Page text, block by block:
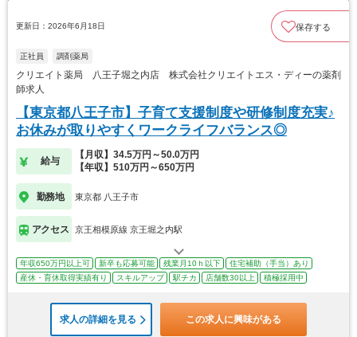
更新日：2026年6月18日 保存する
正社員 調剤薬局
クリエイト薬局 八王子堀之内店 株式会社クリエイトエス・ディーの薬剤
師求人
【東京都八王子市】子育て支援制度や研修制度充実♪
お休みが取りやすくワークライフバランス◎
給与
【月収】34.5万円～50.0万円
【年収】510万円～650万円
勤務地 東京都 八王子市
アクセス 京王相模原線 京王堀之内駅
年収650万円以上可 新卒も応募可能 残業月10ｈ以下
住宅補助（手当）あり
産休・育休取得実績有り
スキルアップ 駅チカ 店舗数30以上 積極採用中
求人の詳細を見る この求人に興味がある